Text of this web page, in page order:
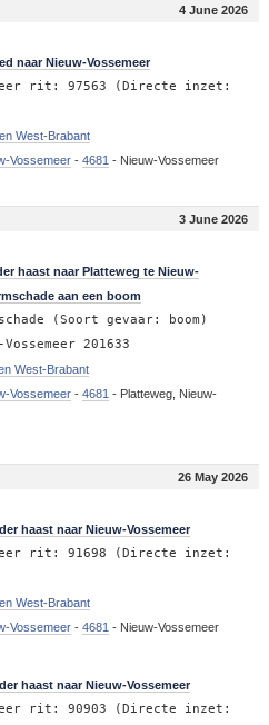
4 June 2026
naar Nieuw-Vossemeer
rit: 97563 (Directe inzet:
West-Brabant
Vossemeer- 4681- Nieuw-Vossemeer
3 June 2026
haast naar Platteweg te Nieuw-
aan een boom
(Soort gevaar: boom)
201633
West-Brabant
Vossemeer- 4681- Platteweg, Nieuw-
26 May 2026
haast naar Nieuw-Vossemeer
rit: 91698 (Directe inzet:
West-Brabant
Vossemeer- 4681- Nieuw-Vossemeer
haast naar Nieuw-Vossemeer
rit: 90903 (Directe inzet: